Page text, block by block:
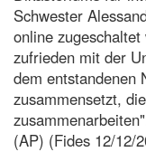
Schwester
online
zufrieden mit der
dem entstandenen
zusammensetzt,
(AP) (Fides 12/12/